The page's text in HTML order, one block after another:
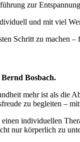
zur
und mit viel
Schritt zu machen
Bosbach.
mehr ist als die
zu begleiten –
individuellen
nur körperlich zu